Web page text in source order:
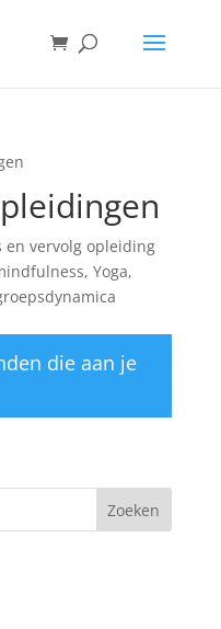
en vervolg opleiding
Yoga,
die aan je